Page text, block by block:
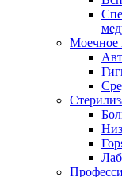
Моечное